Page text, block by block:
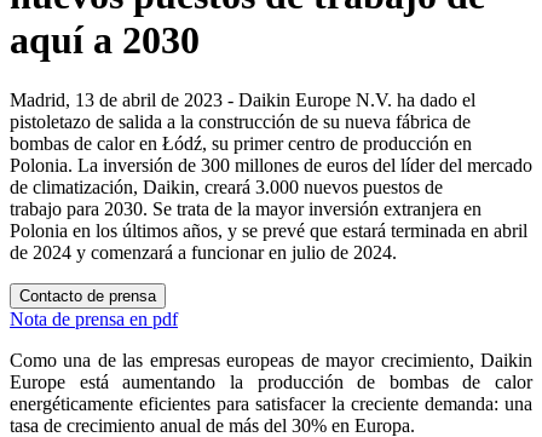
aquí a 2030
Madrid, 13 de abril de 2023 - Daikin Europe N.V. ha dado el
pistoletazo de salida a la construcción de su nueva fábrica de
bombas de calor en Łódź, su primer centro de producción en
Polonia. La inversión de 300 millones de euros del líder del mercado
de climatización, Daikin, creará 3.000 nuevos puestos de
trabajo para 2030. Se trata de la mayor inversión extranjera en
Polonia en los últimos años, y se prevé que estará terminada en abril
de 2024 y comenzará a funcionar en julio de 2024.
Contacto de prensa
Nota de prensa en pdf
Como una de las empresas europeas de mayor crecimiento, Daikin
Europe está aumentando la producción de bombas de calor
energéticamente eficientes para satisfacer la creciente demanda: una
tasa de crecimiento anual de más del 30% en Europa.